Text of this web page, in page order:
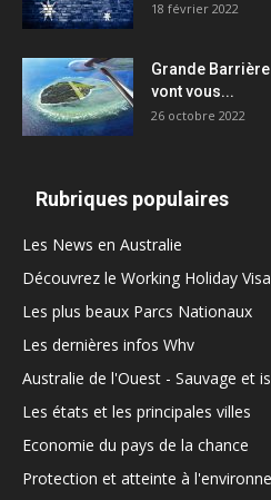
18 février 2022
Grande
vont vous...
26 octobre 2022
Rubriques populaires
Les News en Australie
Découvrez le Working Holiday Visa
Les plus beaux Parcs Nationaux
Les dernières infos Whv
Australie de l'Ouest - Sauvage et
Les états et les principales villes
Economie du pays de la chance
Protection et atteinte à